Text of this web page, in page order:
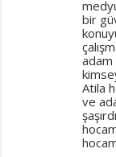
bir
Atila
ve